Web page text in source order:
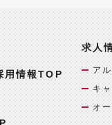
用情報TOP
求人
ア
キ
オ